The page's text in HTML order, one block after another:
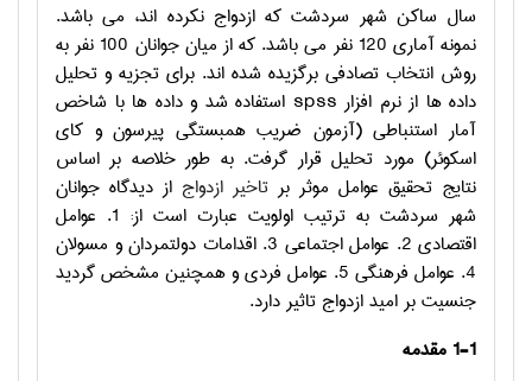
سال ساکن شهر سردشت که ازدواج نکرده اند، می باشد.
نمونه آماری 120 نفر می باشد. که از میان جوانان 100 نفر به
روش انتخاب تصادفی برگزیده شده اند. براى تجزيه و تحليل
داده ها از نرم افزار spss استفاده شد و داده ها با شاخص
آمار استنباطی (آزمون ضریب همبستگی پیرسون و کای
اسکوئر) مورد تحلیل قرار گرفت. به طور خلاصه بر اساس
نتایج تحقیق عوامل موثر بر تاخیر ازدواج از دیدگاه جوانان
شهر سردشت به ترتیب اولویت عبارت است از: 1. عوامل
اقتصادی 2. عوامل اجتماعی 3. اقدامات دولتمردان و مسولان
4. عوامل فرهنگی 5. عوامل فردی و همچنین مشخص گردید
جنسیت بر امید ازدواج تاثیر دارد.
1-1 مقدمه